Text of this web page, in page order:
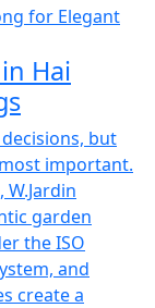
Hai
but
important.
garden
the ISO
and
create a